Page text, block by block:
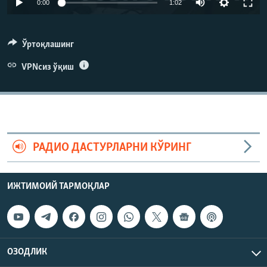
0:00 1:02
Ўртоқлашинг
VPNсиз ўқиш
РАДИО ДАСТУРЛАРНИ КЎРИНГ
ИЖТИМОИЙ ТАРМОҚЛАР
ОЗОДЛИК